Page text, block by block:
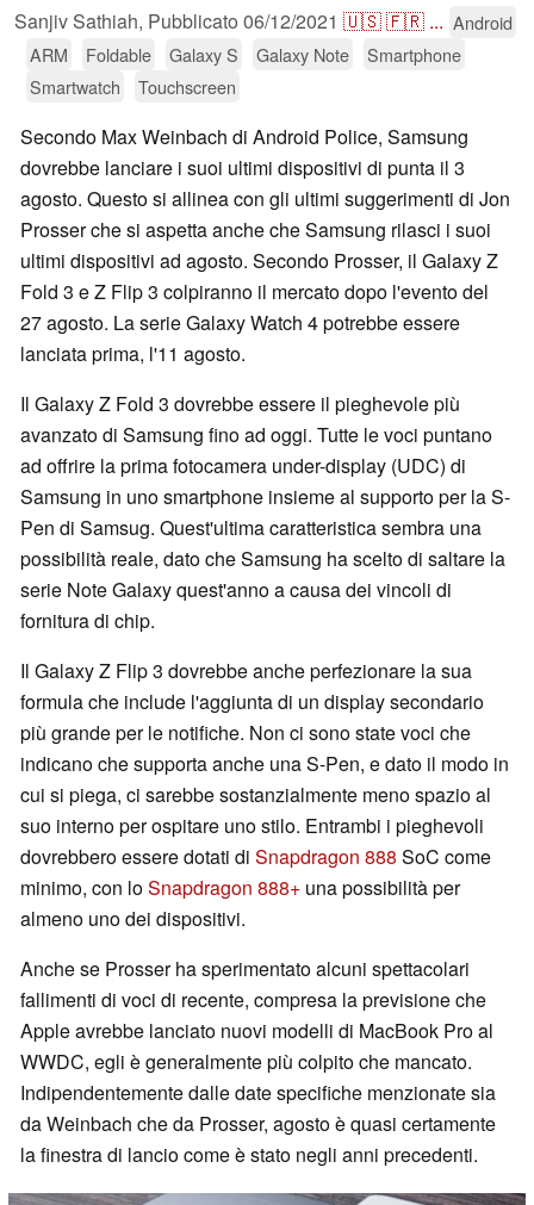
Sanjiv Sathiah, Pubblicato 06/12/2021 🇺🇸🇫🇷 ... Android
ARM
Foldable Galaxy S Galaxy Note
Smartphone
Smartwatch
Touchscreen
Secondo Max Weinbach di Android Police, Samsung
dovrebbe lanciare i suoi ultimi dispositivi di punta il 3
agosto. Questo si allinea con gli ultimi suggerimenti di Jon
Prosser che si aspetta anche che Samsung rilasci i suoi
ultimi dispositivi ad agosto. Secondo Prosser, il Galaxy Z
Fold 3 e Z Flip 3 colpiranno il mercato dopo l'evento del
27 agosto. La serie Galaxy Watch 4 potrebbe essere
lanciata prima, l'11 agosto.
Il Galaxy Z Fold 3 dovrebbe essere il pieghevole più
avanzato di Samsung fino ad oggi. Tutte le voci puntano
ad offrire la prima fotocamera under-display (UDC) di
Samsung in uno smartphone insieme al supporto per la S-
Pen di Samsug. Quest'ultima caratteristica sembra una
possibilità reale, dato che Samsung ha scelto di saltare la
serie Note Galaxy quest'anno a causa dei vincoli di
fornitura di chip.
Il Galaxy Z Flip 3 dovrebbe anche perfezionare la sua
formula che include l'aggiunta di un display secondario
più grande per le notifiche. Non ci sono state voci che
indicano che supporta anche una S-Pen, e dato il modo in
cui si piega, ci sarebbe sostanzialmente meno spazio al
suo interno per ospitare uno stilo. Entrambi i pieghevoli
dovrebbero essere dotati di Snapdragon 888 SoC come
minimo, con loSnapdragon 888+ una possibilità per
almeno uno dei dispositivi.
Anche se Prosser ha sperimentato alcuni spettacolari
fallimenti di voci di recente, compresa la previsione che
Apple avrebbe lanciato nuovi modelli di MacBook Pro al
WWDC, egli è generalmente più colpito che mancato.
Indipendentemente dalle date specifiche menzionate sia
da Weinbach che da Prosser, agosto è quasi certamente
la finestra di lancio come è stato negli anni precedenti.